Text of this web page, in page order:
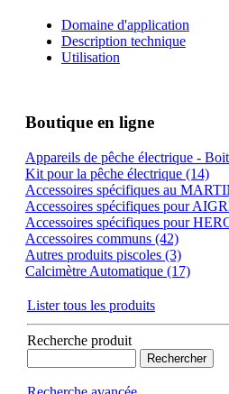
Domaine d'application
Description technique
Utilisation
Boutique en ligne
Appareils de pêche électrique -
Kit pour la pêche électrique (14)
Accessoires spécifiques au
Accessoires spécifiques pour
Accessoires spécifiques pour
Accessoires communs (42)
Autres produits piscoles (3)
Calcimètre Automatique (17)
Lister tous les produits
Recherche produit